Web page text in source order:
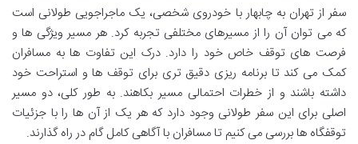
سفر از تهران به چابهار با خودروی شخصی، یک ماجراجویی طولانی است
که می توان آن را از مسیرهای مختلفی تجربه کرد. هر مسیر ویژگی ها و
فرصت های توقف خاص خود را دارد. درک این تفاوت ها به مسافران
کمک می کند تا برنامه ریزی دقیق تری برای توقف ها و استراحت خود
داشته باشند و از خطرات احتمالی مسیر بکاهند. به طور کلی، دو مسیر
اصلی برای این سفر طولانی وجود دارد که هر یک از آن ها را با جزئیات
توقفگاه ها بررسی می کنیم تا مسافران با آگاهی کامل گام در راه گذارند.